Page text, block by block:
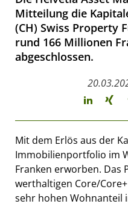
Mitteilung die
(CH) Swiss Property
rund 166 Millionen
abgeschlossen.
Mit dem Erlös aus der
Immobilienportfolio im
Franken erworben. Das
werthaltigen Core/
sehr hohen Wohnanteil